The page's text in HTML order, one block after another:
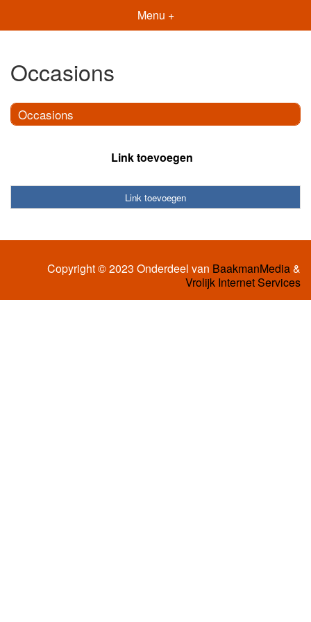
Menu +
Occasions
Occasions
Link toevoegen
Link toevoegen
Copyright © 2023 Onderdeel van BaakmanMedia&
Vrolijk Internet Services